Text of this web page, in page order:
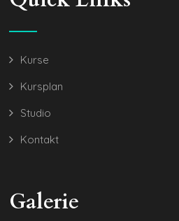
Kurse
Kursplan
Studio
Kontakt
Galerie